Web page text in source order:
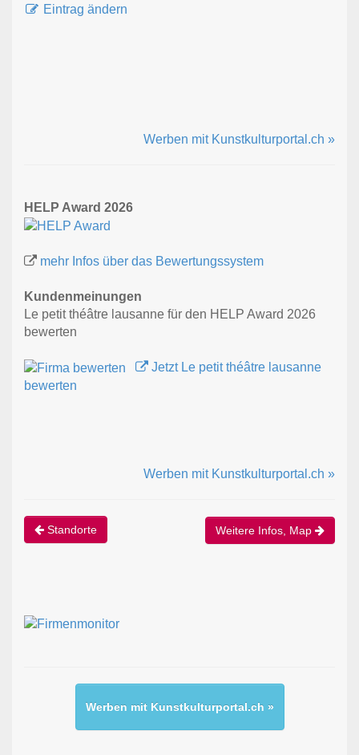
Eintrag ändern
Werben mit Kunstkulturportal.ch »
HELP Award 2026
mehr Infos über das Bewertungssystem
Kundenmeinungen
Le petit théâtre lausanne für den HELP Award 2026
bewerten
Jetzt Le petit théâtre lausanne
bewerten
Werben mit Kunstkulturportal.ch »
Standorte Weitere Infos, Map
Werben mit Kunstkulturportal.ch »